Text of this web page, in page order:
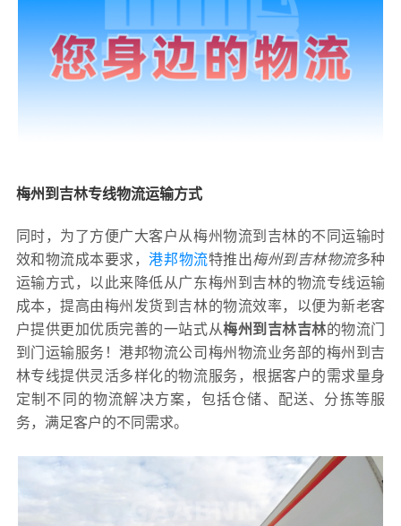
梅州到吉林专线物流运输方式
同时，为了方便广大客户从梅州物流到吉林的不同运输时
效和物流成本要求，港邦物流特推出梅州到吉林物流多种
运输方式，以此来降低从广东梅州到吉林的物流专线运输
成本，提高由梅州发货到吉林的物流效率，以便为新老客
户提供更加优质完善的一站式从梅州到吉林吉林的物流门
到门运输服务！港邦物流公司梅州物流业务部的梅州到吉
林专线提供灵活多样化的物流服务，根据客户的需求量身
定制不同的物流解决方案，包括仓储、配送、分拣等服
务，满足客户的不同需求。